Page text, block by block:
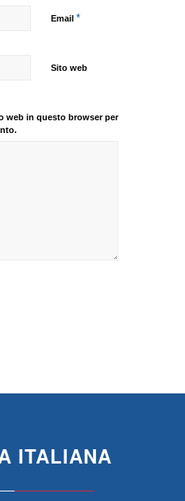
Email *
Sito web
web in questo browser per
ITALIANA